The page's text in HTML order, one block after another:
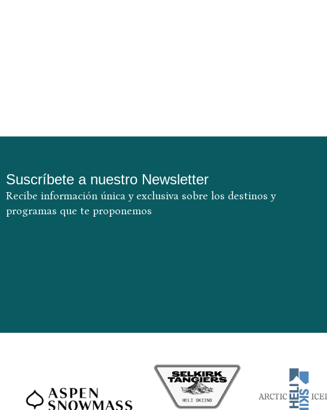
Suscríbete a nuestro Newsletter
Recibe información única y exclusiva sobre los destinos y
programas que te proponemos